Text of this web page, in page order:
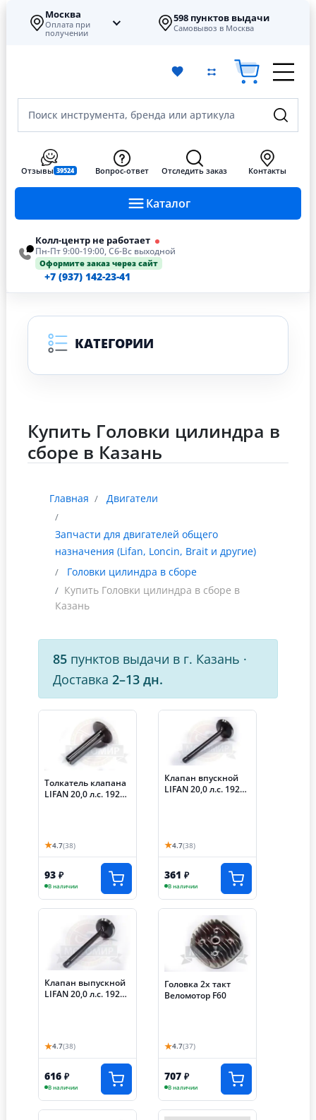
Москва
Оплата при
получении
598 пунктов выдачи
Самовывоз в Москва
Поиск инструмента, бренда или артикула
Каталог
Отзывы 39524 Вопрос-ответ Отследить заказ Контакты
Колл-центр не работает
Пн-Пт 9:00-19:00, Сб-Вс выходной
Оформите заказ через сайт
+7 (937) 142-23-41
КАТЕГОРИИ
Купить Головки цилиндра в
сборе в Казань
Главная Двигатели
Запчасти для двигателей общего
назначения (Lifan, Loncin, Brait и другие)
Головки цилиндра в сборе
Купить Головки цилиндра в сборе в
Казань
85 пунктов выдачи в г. Казань ·
Доставка 2–13 дн.
Толкатель клапана
LIFAN 20,0 л.с. 192F-
★4.7(38)
93 ₽
В наличии
Клапан впускной
LIFAN 20,0 л.с. 192F-
★4.7(38)
361 ₽
В наличии
Клапан выпускной
LIFAN 20,0 л.с. 192F-
★4.7(38)
616 ₽
В наличии
Головка 2х такт
Веломотор F60
★4.7(37)
707 ₽
В наличии